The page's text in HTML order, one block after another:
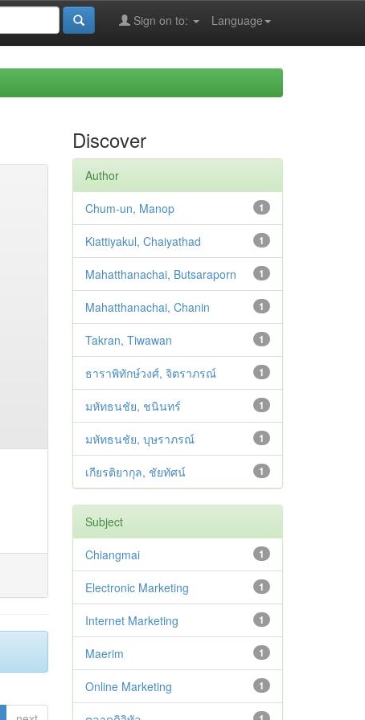
Language
Sign on to:
Discover
Author
1
Chum-un, Manop
1
Kiattiyakul, Chaiyathad
1
Mahatthanachai, Butsaraporn
1
Mahatthanachai, Chanin
1
Takran, Tiwawan
1
ธาราพิทักษ์วงศ์, จิตราภรณ์
1
มหัทธนชัย, ชนินทร์
1
มหัทธนชัย, บุษราภรณ์
1
เกียรติยากุล, ชัยทัศน์
Subject
1
Chiangmai
1
Electronic Marketing
1
Internet Marketing
1
Maerim
1
Online Marketing